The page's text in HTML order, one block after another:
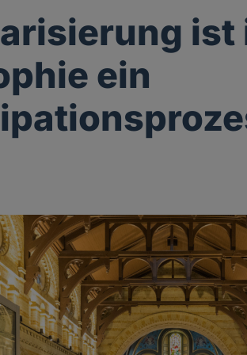
ist
ein